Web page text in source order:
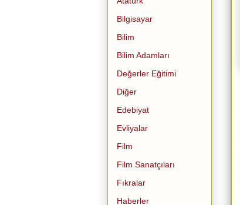
Bilgisayar
Bilim
Bilim Adamları
Değerler Eğitimi
Diğer
Edebiyat
Evliyalar
Film
Film Sanatçıları
Fıkralar
Haberler